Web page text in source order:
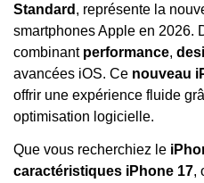
Standard , représente la
smartphones Apple en 2026.
combinant performance,
avancées iOS. Ce nouveau
offrir une expérience fluide
optimisation logicielle.
Que vous recherchiez le
caractéristiques iPhone 17,